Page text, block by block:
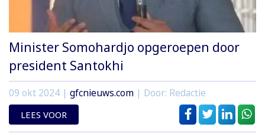
Minister Somohardjo opgeroepen door
president Santokhi
09 okt 2024 | gfcnieuws.com | Door: Redactie
LEES VOOR